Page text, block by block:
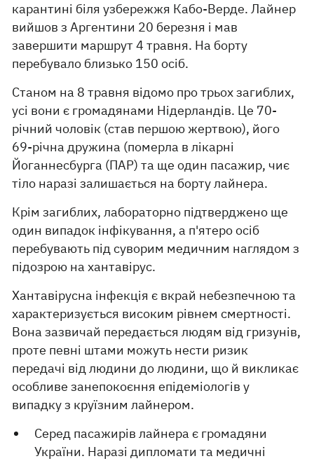
карантині біля узбережжя Кабо-Верде. Лайнер
вийшов з Аргентини 20 березня і мав
завершити маршрут 4 травня. На борту
перебувало близько 150 осіб.
Станом на 8 травня відомо про трьох загиблих,
усі вони є громадянами Нідерландів. Це 70-
річний чоловік (став першою жертвою), його
69-річна дружина (померла в лікарні
Йоганнесбурга (ПАР) та ще один пасажир, чиє
тіло наразі залишається на борту лайнера.
Крім загиблих, лабораторно підтверджено ще
один випадок інфікування, а п'ятеро осіб
перебувають під суворим медичним наглядом з
підозрою на хантавірус.
Хантавірусна інфекція є вкрай небезпечною та
характеризується високим рівнем смертності.
Вона зазвичай передається людям від гризунів,
проте певні штами можуть нести ризик
передачі від людини до людини, що й викликає
особливе занепокоєння епідеміологів у
випадку з круїзним лайнером.
Серед пасажирів лайнера є громадяни
України. Наразі дипломати та медичні